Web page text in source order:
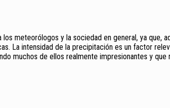
meteorólogos y la sociedad en general, ya
La intensidad de la precipitación es un factor
muchos de ellos realmente impresionantes y que